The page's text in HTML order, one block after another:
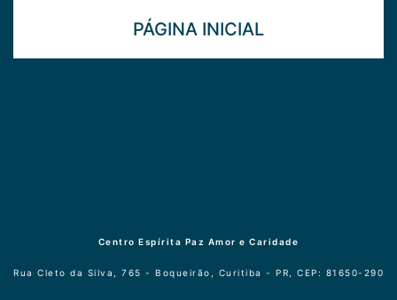
PÁGINA INICIAL
Centro Espírita Paz Amor e Caridade
Rua Cleto da Silva, 765 - Boqueirão, Curitiba - PR, CEP: 81650-290